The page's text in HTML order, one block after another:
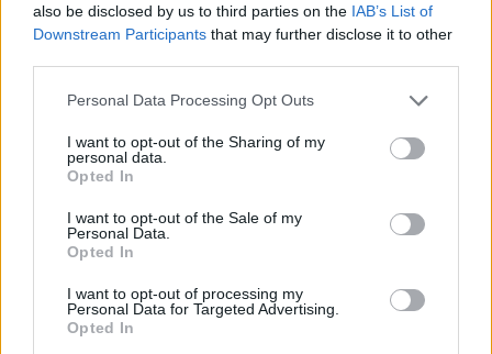
also be disclosed by us to third parties on the IAB’s List of
Downstream Participants that may further disclose it to other
Personal Data Processing Opt Outs
I want to opt-out of the Sharing of my
personal data.
Opted In
I want to opt-out of the Sale of my
Personal Data.
Opted In
I want to opt-out of processing my
Personal Data for Targeted Advertising.
Opted In